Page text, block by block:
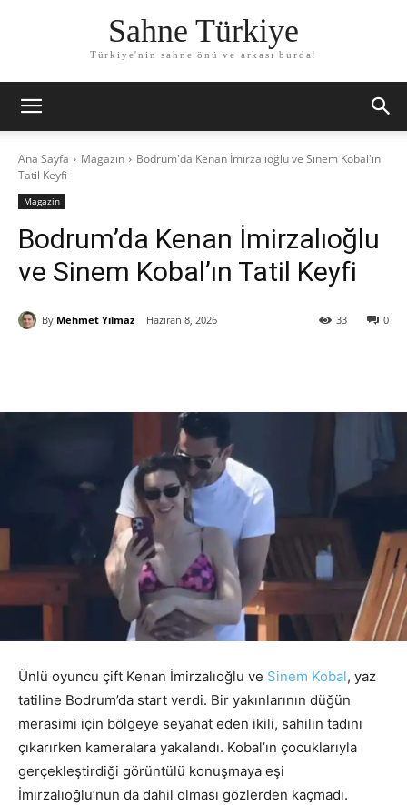
Sahne Türkiye
Türkiye'nin sahne önü ve arkası burda!
Ana Sayfa Magazin
Bodrum'da Kenan İmirzalıoğlu ve Sinem Kobal'ın
Tatil Keyfi
Magazin
Bodrum’da Kenan İmirzalıoğlu
ve Sinem Kobal’ın Tatil Keyfi
By Mehmet Yılmaz Haziran 8, 2026 0
33
Ünlü oyuncu çift Kenan İmirzalıoğlu ve Sinem Kobal, yaz
tatiline Bodrum’da start verdi. Bir yakınlarının düğün
merasimi için bölgeye seyahat eden ikili, sahilin tadını
çıkarırken kameralara yakalandı. Kobal’ın çocuklarıyla
gerçekleştirdiği görüntülü konuşmaya eşi
İmirzalıoğlu’nun da dahil olması gözlerden kaçmadı.